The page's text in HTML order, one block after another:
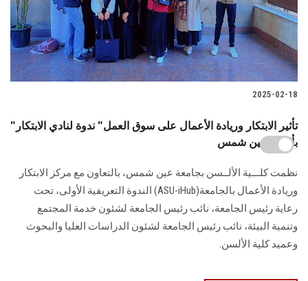
2025-02-18
"تأثير الابتكار وريادة الأعمال على سوق العمل" ندوة لنادي الابتكار
بألسن عين شمس
نظمت كلـــية الألــسن بجامعة عين شمس، بالتعاون مع مركز الابتكار
وريادة الأعمال بالجامعة(ASU-iHub) الندوة التعريفية الأولى، تحت
رعاية رئيس الجامعة، نائب رئيس الجامعة لشئون خدمة المجتمع
وتنمية البيئة، نائب رئيس الجامعة لشئون الدراسات العليا والبحوث
وعميد كلية الألسن.